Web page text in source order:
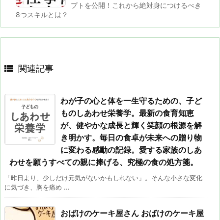
プトを公開！これから絶対身につけるべき
8つスキルとは？
 関連記事
わが子の心と体を一生守るための、子ど
ものしあわせ栄養学。最新の食育知恵
が、健やかな成長と輝く笑顔の根源を解
き明かす。毎日の食卓が未来への贈り物
に変わる感動の記録。愛する家族のしあ
わせを願うすべての親に捧げる、究極の食の処方箋。
「昨日より、少しだけ元気がないかもしれない」。そんな小さな変化
に気づき、胸を痛め ...
おばけのケーキ屋さん おばけのケーキ屋